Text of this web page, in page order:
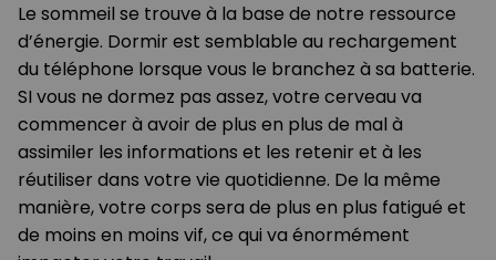
Le sommeil se trouve à la base de notre ressource
d’énergie. Dormir est semblable au rechargement
du téléphone lorsque vous le branchez à sa batterie.
SI vous ne dormez pas assez, votre cerveau va
commencer à avoir de plus en plus de mal à
assimiler les informations et les retenir et à les
réutiliser dans votre vie quotidienne. De la même
manière, votre corps sera de plus en plus fatigué et
de moins en moins vif, ce qui va énormément